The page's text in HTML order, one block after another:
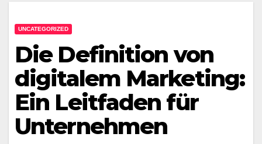
UNCATEGORIZED
Die Definition von
digitalem Marketing:
Ein Leitfaden für
Unternehmen